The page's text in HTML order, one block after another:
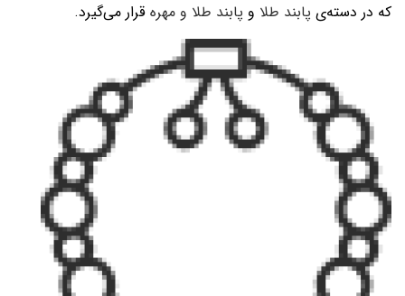
که در دسته‌ی پابند طلا و پابند طلا و مهره قرار می‌گیرد.